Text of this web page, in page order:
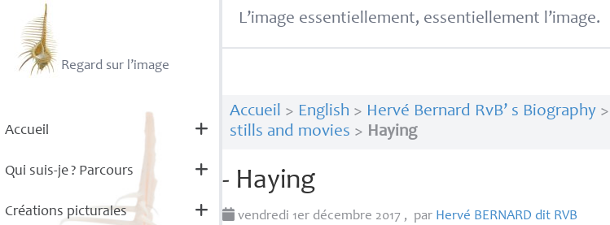
Regard sur l’image
Accueil
Qui suis-je? Parcours
Créations picturales
L’image essentiellement, essentiellement l’image.
Accueil > English > Hervé Bernard RvB’ s Biography>
stills and movies > Haying
- Haying
vendredi 1er décembre 2017 , par Hervé BERNARD dit RVB